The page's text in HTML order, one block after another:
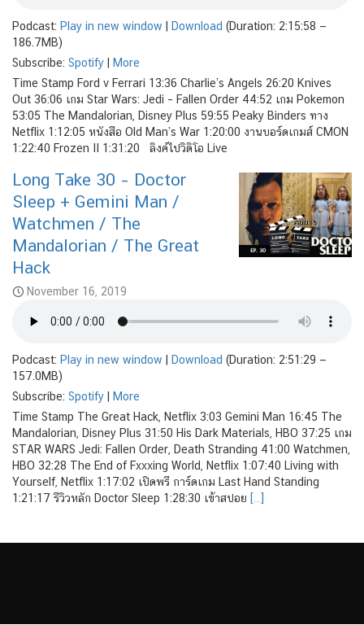
Podcast: Play in new window Download (Duration: 2:15:58 —
186.7MB)
Subscribe: Spotify
More
Time Stamp Ford v Ferrari 13:36 Charlie’s Angels 26:20 Knives
Out 36:06 เกม Star Wars: Jedi – Fallen Order 44:52 เกม Pokemon
53:05 The Mandalorian, Disney Plus 59:55 Peaky Binders ทาง
Netflix 1:12:05 หนังสือ Old Man’s War 1:20:00 งานบอร์ดเกมส์ CMON
1:22:40 Frozen II 1:31:20 ลิงค์ไปวิดิโอ Live
Long Take 30 – Doctor
Sleep + Gemini Man /
Watchmen / The
Mandalorian / The Great
Hack
November 16, 2019
Podcast: Play in new window Download (Duration: 2:51:29 —
157.0MB)
Subscribe: Spotify
More
Time Stamp The Great Hack, Netflix 3:03 Gemini Man 16:45 The
Mandalorian, Disney Plus 31:50 His Dark Materials, HBO 37:25 เกม
STAR WARS Jedi: Fallen Order, Death Stranding 41:00 Watchmen,
HBO 32:28 The End of Fxxxing World, Netflix 1:07:40 Living with
Yourself, Netflix 1:17:02 เปิดพรี การ์ดเกม Last Hand Standing
1:21:17 รีวิวหลัก Doctor Sleep 1:28:30 เข้าสปอย […]